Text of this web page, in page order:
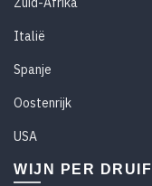
Italië
Spanje
Oostenrijk
USA
WIJN PER DRUIF